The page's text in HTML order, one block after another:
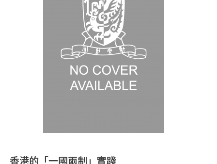
香港的「一國兩制」實踐